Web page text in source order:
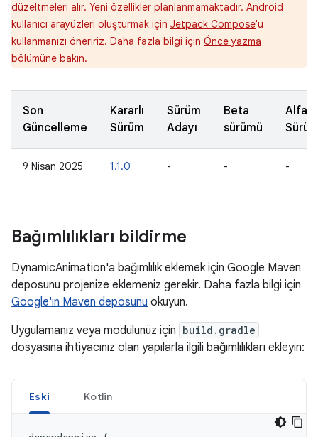
düzeltmeleri alır. Yeni özellikler planlanmamaktadır. Android
kullanıcı arayüzleri oluşturmak için Jetpack Compose'u
kullanmanızı öneririz. Daha fazla bilgi için Önce yazma
bölümüne bakın.
Son
Güncelleme
Kararlı
Sürüm
Sürüm
Adayı
Beta
sürümü
Alfa
9 Nisan 2025 1.1.0 - - -
Bağımlılıkları bildirme
DynamicAnimation'a bağımlılık eklemek için Google Maven
deposunu projenize eklemeniz gerekir. Daha fazla bilgi için
Google'ın Maven deposunu okuyun.
Uygulamanız veya modülünüz için build.gradle
dosyasına ihtiyacınız olan yapılarla ilgili bağımlılıkları ekleyin:
Eski Kotlin